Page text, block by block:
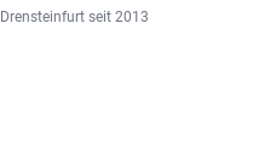
seit 2013